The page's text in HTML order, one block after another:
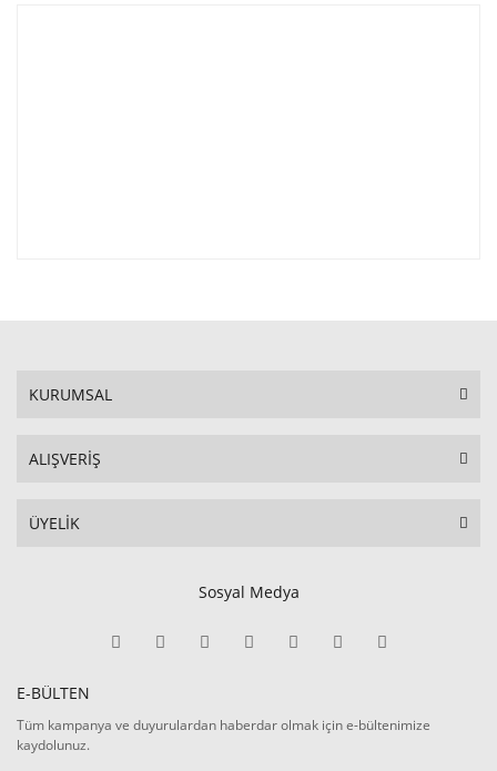
KURUMSAL
ALIŞVERİŞ
ÜYELİK
Sosyal Medya
E-BÜLTEN
Tüm kampanya ve duyurulardan haberdar olmak için e-bültenimize
kaydolunuz.